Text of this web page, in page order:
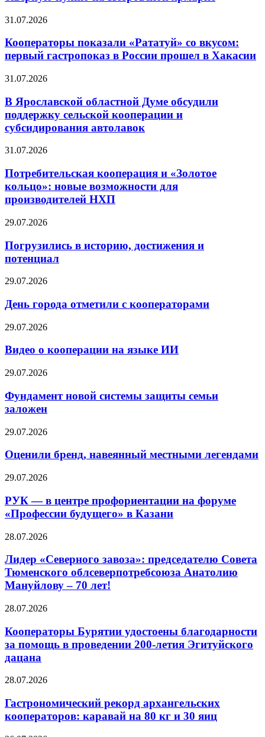
31.07.2026
Кооператоры показали «Рататуй» со вкусом:
первый гастропоказ в России прошел в Хакасии
31.07.2026
В Ярославской областной Думе обсудили
поддержку сельской кооперации и
субсидирования автолавок
31.07.2026
Потребительская кооперация и «Золотое
кольцо»: новые возможности для
производителей НХП
29.07.2026
Погрузились в историю, достижения и
потенциал
29.07.2026
День города отметили с кооператорами
29.07.2026
Видео о кооперации на языке ИИ
29.07.2026
Фундамент новой системы защиты семьи
заложен
29.07.2026
Оценили бренд, навеянный местными легендами
29.07.2026
РУК — в центре профориентации на форуме
«Профессии будущего» в Казани
28.07.2026
Лидер «Северного завоза»: председателю Совета
Тюменского облсеверпотребсоюза Анатолию
Мануйлову – 70 лет!
28.07.2026
Кооператоры Бурятии удостоены благодарности
за помощь в проведении 200-летия Эгитуйского
дацана
28.07.2026
Гастрономический рекорд архангельских
кооператоров: каравай на 80 кг и 30 яиц